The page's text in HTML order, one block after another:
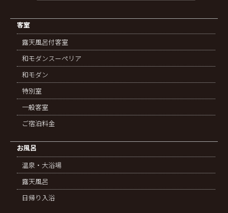
客室
露天風呂付客室
和モダンスーペリア
和モダン
特別室
一般客室
ご宿泊料金
お風呂
温泉・大浴場
露天風呂
日帰り入浴